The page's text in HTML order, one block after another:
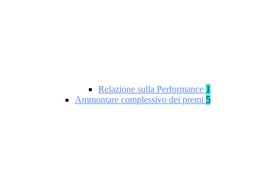
Relazione sulla Performance 1
Ammontare complessivo dei premi 5